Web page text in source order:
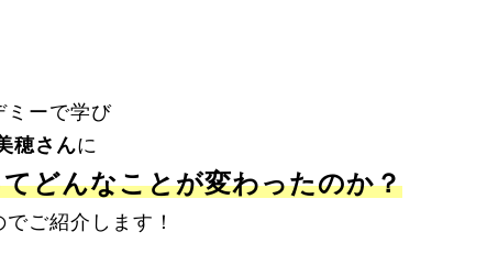
ミーで学び
穂さんに
どんなことが変わったのか？
ご紹介します！